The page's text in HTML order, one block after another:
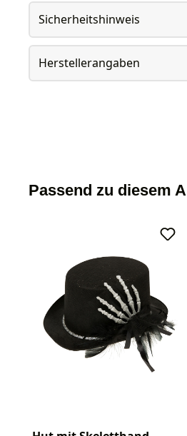
Sicherheitshinweis
Herstellerangaben
Passend zu diesem